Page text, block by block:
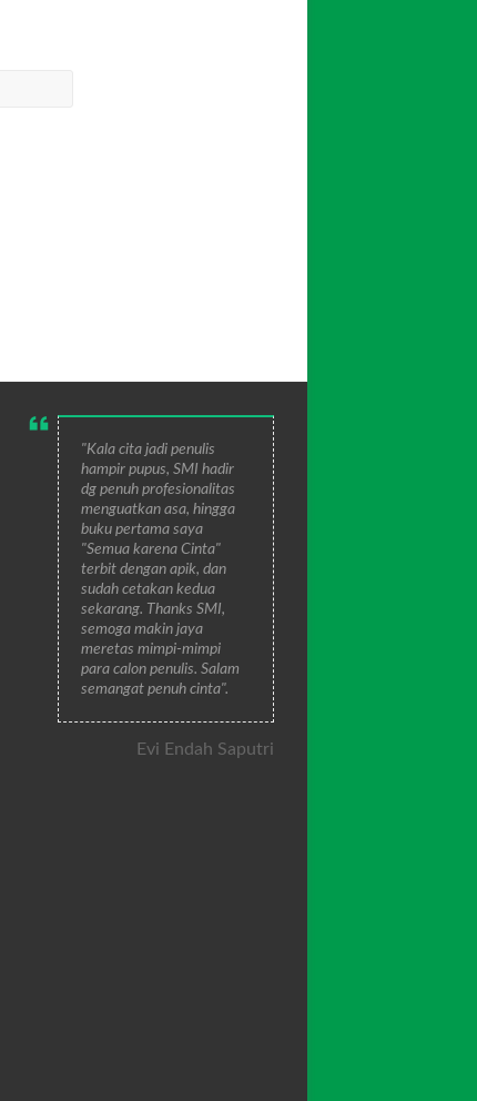
"Kala cita jadi penulis
hampir pupus, SMI hadir
dg penuh profesionalitas
menguatkan asa, hingga
buku pertama saya
"Semua karena Cinta"
terbit dengan apik, dan
sudah cetakan kedua
sekarang. Thanks SMI,
semoga makin jaya
meretas mimpi-mimpi
para calon penulis. Salam
semangat penuh cinta".
Evi Endah Saputri